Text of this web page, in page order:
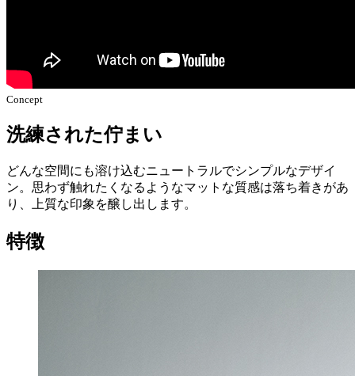
Concept
洗練された佇まい
どんな空間にも溶け込むニュートラルでシンプルなデザイ
ン。思わず触れたくなるようなマットな質感は落ち着きがあ
り、上質な印象を醸し出します。
特徴